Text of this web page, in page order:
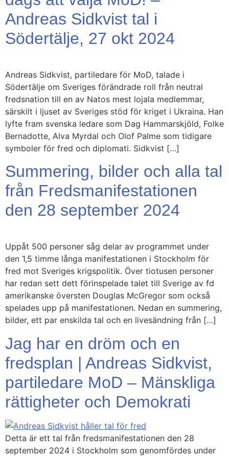
Andreas Sidkvist tal i
Södertälje, 27 okt 2024
Andreas Sidkvist, partiledare för MoD, talade i
Södertälje om Sveriges förändrade roll från neutral
fredsnation till en av Natos mest lojala medlemmar,
särskilt i ljuset av Sveriges stöd för kriget i Ukraina. Han
lyfte fram svenska ledare som Dag Hammarskjöld, Folke
Bernadotte, Alva Myrdal och Olof Palme som tidigare
symboler för fred och diplomati. Sidkvist […]
Summering, bilder och alla tal
från Fredsmanifestationen
den 28 september 2024
Uppåt 500 personer såg delar av programmet under
den 1,5 timme långa manifestationen i Stockholm för
fred mot Sveriges krigspolitik. Över tiotusen personer
har redan sett dett förinspelade talet till Sverige av fd
amerikanske översten Douglas McGregor som också
spelades upp på manifestationen. Nedan en summering,
bilder, ett par enskilda tal och en livesändning från […]
Jag har en dröm och en
fredsplan | Andreas Sidkvist,
partiledare MoD – Mänskliga
rättigheter och Demokrati
Detta är ett tal från fredsmanifestationen den 28
september 2024 i Stockholm som genomfördes under